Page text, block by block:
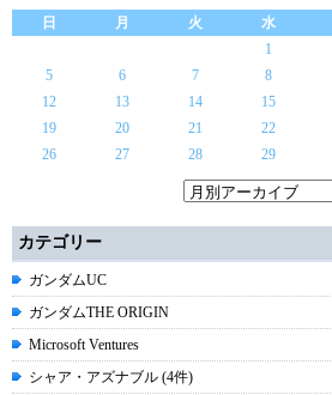
日
月 火 水
1
5
6 7 8
12
13 14 15
19
20 21 22
26
27 28 29
カテゴリー
ガンダムUC
ガンダムTHE ORIGIN
Microsoft Ventures
シャア・アズナブル (4件)